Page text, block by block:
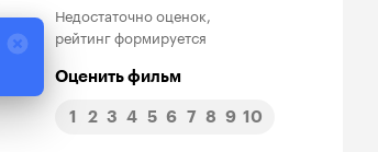
Недостаточно оценок,
рейтинг формируется
Оценить фильм
1 2 3 4 5 6 7 8 9 10